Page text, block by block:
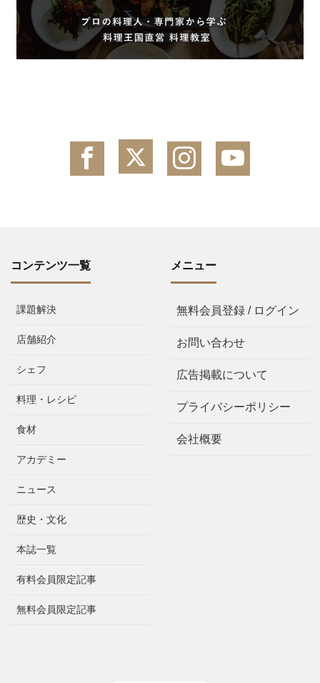
コンテンツ一覧
課題解決
店舗紹介
シェフ
料理・レシピ
食材
アカデミー
ニュース
歴史・文化
本誌一覧
有料会員限定記事
無料会員限定記事
メニュー
無料会員登録 / ログイン
お問い合わせ
広告掲載について
プライバシーポリシー
会社概要